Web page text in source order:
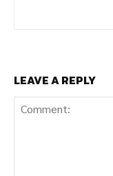
LEAVE A REPLY